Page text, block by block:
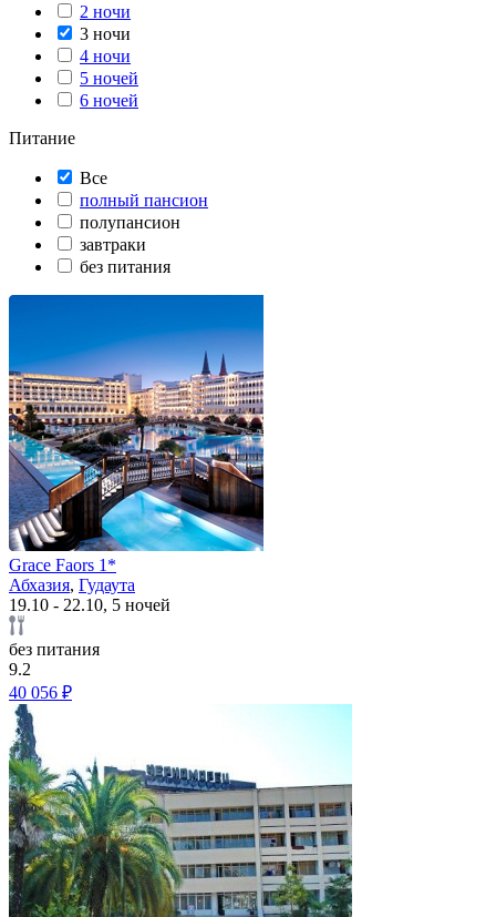
2 ночи
3 ночи
4 ночи
5 ночей
6 ночей
Питание
Все
полный пансион
полупансион
завтраки
без питания
Grace Faors 1*
Абхазия, Гудаута
19.10 - 22.10, 5 ночей
без питания
9.2
40 056 ₽